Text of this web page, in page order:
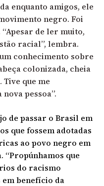
enquanto amigos, ele
negro. Foi
de ler muito,
racial”, lembra.
conhecimento sobre
colonizada, cheia
que me
pessoa”.
de passar o Brasil em
que fossem adotadas
ao povo negro em
“Propúnhamos que
do racismo
benefício da